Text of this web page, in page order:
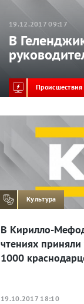
19.12.2017 09:17
В
Происшествия
Культура
В Кирилло-
чтениях приняли
1000
19.10.2017 18:10